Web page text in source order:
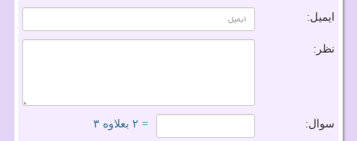
ایمیل:
نظر:
سوال: = ۲ بعلاوه ۳